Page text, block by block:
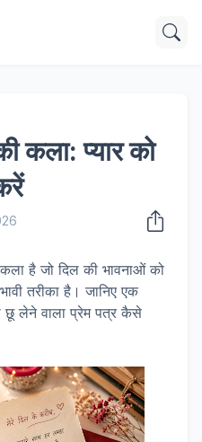
कला: प्यार को
है जो दिल की भावनाओं को
तरीका है। जानिए एक
छू लेने वाला प्रेम पत्र कैसे